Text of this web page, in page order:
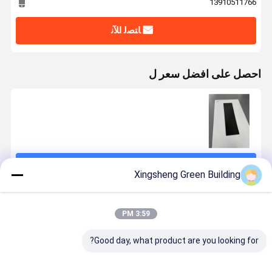
13910511766
ﺎﺘﺼﻟ ﺍﻶﻧ
احصل على افضل سعر ل
Xingsheng Green Building
3:59 PM
Good day, what product are you looking for?